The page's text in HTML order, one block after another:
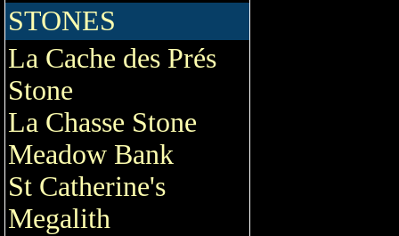
STONES
La Cache des Prés
Stone
La Chasse Stone
Meadow Bank
St Catherine's
Megalith